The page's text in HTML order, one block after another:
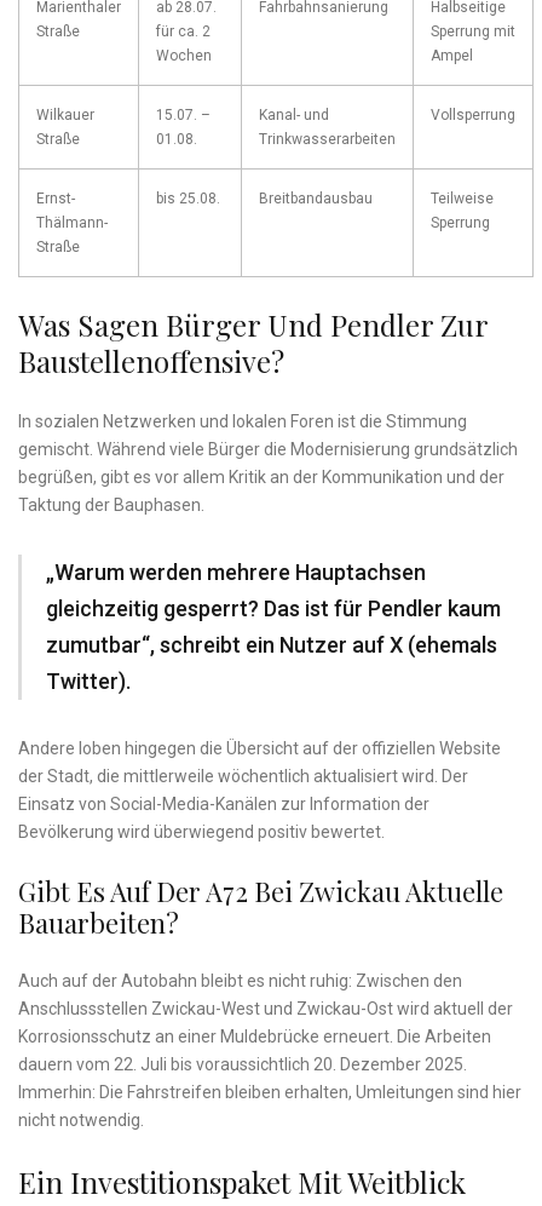
Marienthaler
Straße
ab 28.07.
für ca. 2
Wochen
Fahrbahnsanierung
Halbseitige
Sperrung mit
Ampel
Wilkauer
Straße
15.07. –
01.08.
Kanal- und
Trinkwasserarbeiten
Vollsperrung
Ernst-
Thälmann-
Straße
bis 25.08. Breitbandausbau
Teilweise
Sperrung
Was Sagen Bürger Und Pendler Zur
Baustellenoffensive?
In sozialen Netzwerken und lokalen Foren ist die Stimmung
gemischt. Während viele Bürger die Modernisierung grundsätzlich
begrüßen, gibt es vor allem Kritik an der Kommunikation und der
Taktung der Bauphasen.
„Warum werden mehrere Hauptachsen
gleichzeitig gesperrt? Das ist für Pendler kaum
zumutbar“, schreibt ein Nutzer auf X (ehemals
Twitter).
Andere loben hingegen die Übersicht auf der offiziellen Website
der Stadt, die mittlerweile wöchentlich aktualisiert wird. Der
Einsatz von Social-Media-Kanälen zur Information der
Bevölkerung wird überwiegend positiv bewertet.
Gibt Es Auf Der A72 Bei Zwickau Aktuelle
Bauarbeiten?
Auch auf der Autobahn bleibt es nicht ruhig: Zwischen den
Anschlussstellen Zwickau-West und Zwickau-Ost wird aktuell der
Korrosionsschutz an einer Muldebrücke erneuert. Die Arbeiten
dauern vom 22. Juli bis voraussichtlich 20. Dezember 2025.
Immerhin: Die Fahrstreifen bleiben erhalten, Umleitungen sind hier
nicht notwendig.
Ein Investitionspaket Mit Weitblick